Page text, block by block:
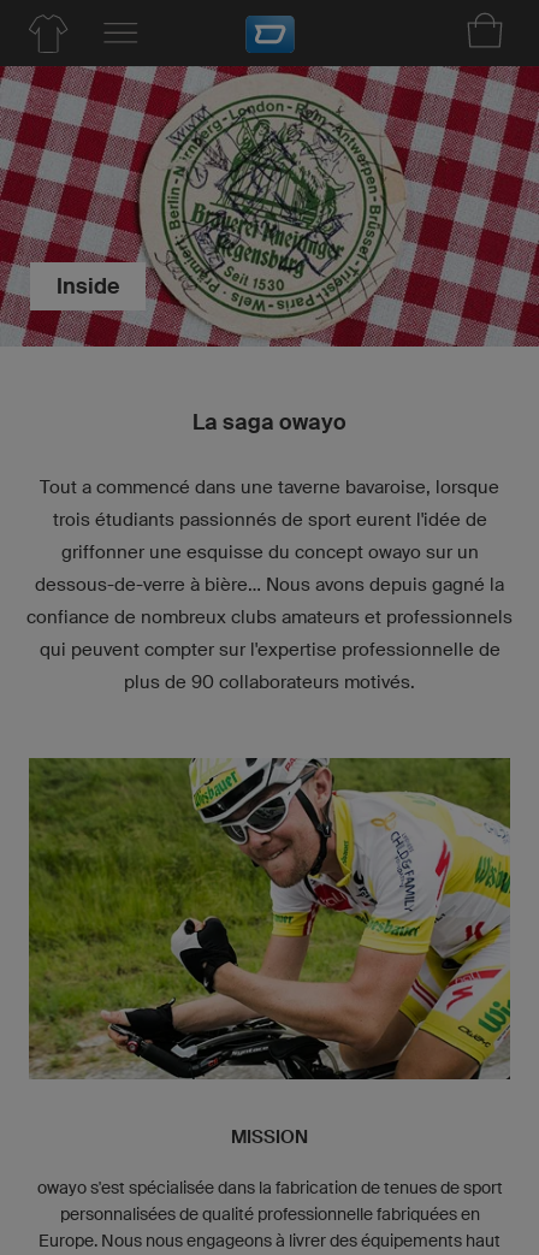
Inside
La saga owayo
Tout a commencé dans une taverne bavaroise, lorsque
trois étudiants passionnés de sport eurent l'idée de
griffonner une esquisse du concept owayo sur un
dessous-de-verre à bière... Nous avons depuis gagné la
confiance de nombreux clubs amateurs et professionnels
qui peuvent compter sur l'expertise professionnelle de
plus de 90 collaborateurs motivés.
MISSION
owayo s'est spécialisée dans la fabrication de tenues de sport
personnalisées de qualité professionnelle fabriquées en
Europe. Nous nous engageons à livrer des équipements haut